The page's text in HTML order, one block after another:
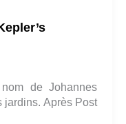
de Johannes
jardins. Après Post